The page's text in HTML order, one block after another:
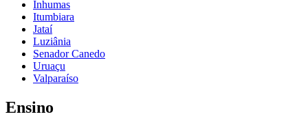
Inhumas
Itumbiara
Jataí
Luziânia
Senador Canedo
Uruaçu
Valparaíso
Ensino